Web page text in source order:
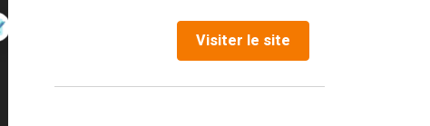
Visiter le site